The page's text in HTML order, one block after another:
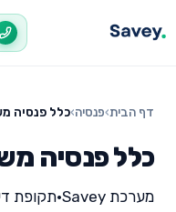
דף הבית›פנסיה›כלל פנסיה
כלל פנסיה
מערכת Savey •תקופת דיווח